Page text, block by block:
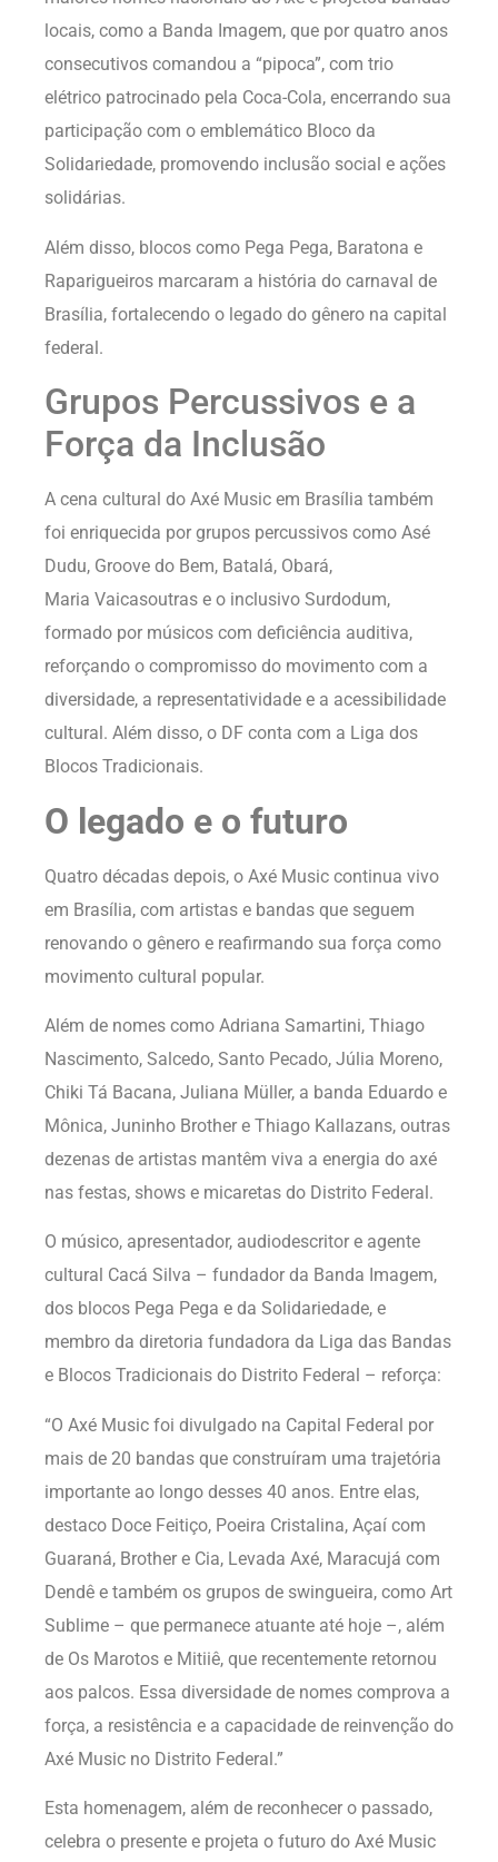
locais, como a Banda Imagem, que por quatro anos
consecutivos comandou a “pipoca”, com trio
elétrico patrocinado pela Coca-Cola, encerrando sua
participação com o emblemático Bloco da
Solidariedade, promovendo inclusão social e ações
solidárias.
Além disso, blocos como Pega Pega, Baratona e
Raparigueiros marcaram a história do carnaval de
Brasília, fortalecendo o legado do gênero na capital
federal.
Grupos Percussivos e a
Força da Inclusão
A cena cultural do Axé Music em Brasília também
foi enriquecida por grupos percussivos como Asé
Dudu, Groove do Bem, Batalá, Obará,
Maria Vaicasoutras e o inclusivo Surdodum,
formado por músicos com deficiência auditiva,
reforçando o compromisso do movimento com a
diversidade, a representatividade e a acessibilidade
cultural. Além disso, o DF conta com a Liga dos
Blocos Tradicionais.
O legado e o futuro
Quatro décadas depois, o Axé Music continua vivo
em Brasília, com artistas e bandas que seguem
renovando o gênero e reafirmando sua força como
movimento cultural popular.
Além de nomes como Adriana Samartini, Thiago
Nascimento, Salcedo, Santo Pecado, Júlia Moreno,
Chiki Tá Bacana, Juliana Müller, a banda Eduardo e
Mônica, Juninho Brother e Thiago Kallazans, outras
dezenas de artistas mantêm viva a energia do axé
nas festas, shows e micaretas do Distrito Federal.
O músico, apresentador, audiodescritor e agente
cultural Cacá Silva – fundador da Banda Imagem,
dos blocos Pega Pega e da Solidariedade, e
membro da diretoria fundadora da Liga das Bandas
e Blocos Tradicionais do Distrito Federal – reforça:
“O Axé Music foi divulgado na Capital Federal por
mais de 20 bandas que construíram uma trajetória
importante ao longo desses 40 anos. Entre elas,
destaco Doce Feitiço, Poeira Cristalina, Açaí com
Guaraná, Brother e Cia, Levada Axé, Maracujá com
Dendê e também os grupos de swingueira, como Art
Sublime – que permanece atuante até hoje –, além
de Os Marotos e Mitiiê, que recentemente retornou
aos palcos. Essa diversidade de nomes comprova a
força, a resistência e a capacidade de reinvenção do
Axé Music no Distrito Federal.”
Esta homenagem, além de reconhecer o passado,
celebra o presente e projeta o futuro do Axé Music